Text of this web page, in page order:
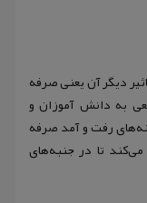
دیگر آن یعنی صرفه
به دانش آموزان و
رفت و آمد صرفه
تا در جنبه‌های